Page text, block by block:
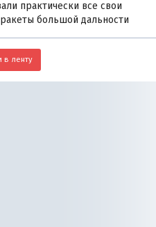
практически все свои
большой дальности
в ленту